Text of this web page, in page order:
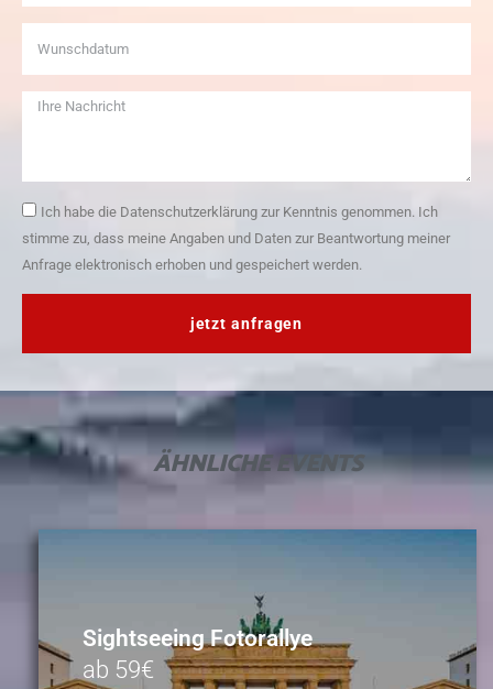
Ich habe die Datenschutzerklärung zur Kenntnis genommen. Ich
stimme zu, dass meine Angaben und Daten zur Beantwortung meiner
Anfrage elektronisch erhoben und gespeichert werden.
jetzt anfragen
ÄHNLICHEEVENTS
Sightseeing Fotorallye
ab 59€